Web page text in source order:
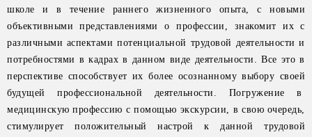
школе и в течение раннего жизненного опыта, с новыми
объективными представлениями о профессии, знакомит их с
различными аспектами потенциальной трудовой деятельности и
потребностями в кадрах в данном виде деятельности. Все это в
перспективе способствует их более осознанному выбору своей
будущей профессиональной деятельности. Погружение в
медицинскую профессию с помощью экскурсии, в свою очередь,
стимулирует положительный настрой к данной трудовой